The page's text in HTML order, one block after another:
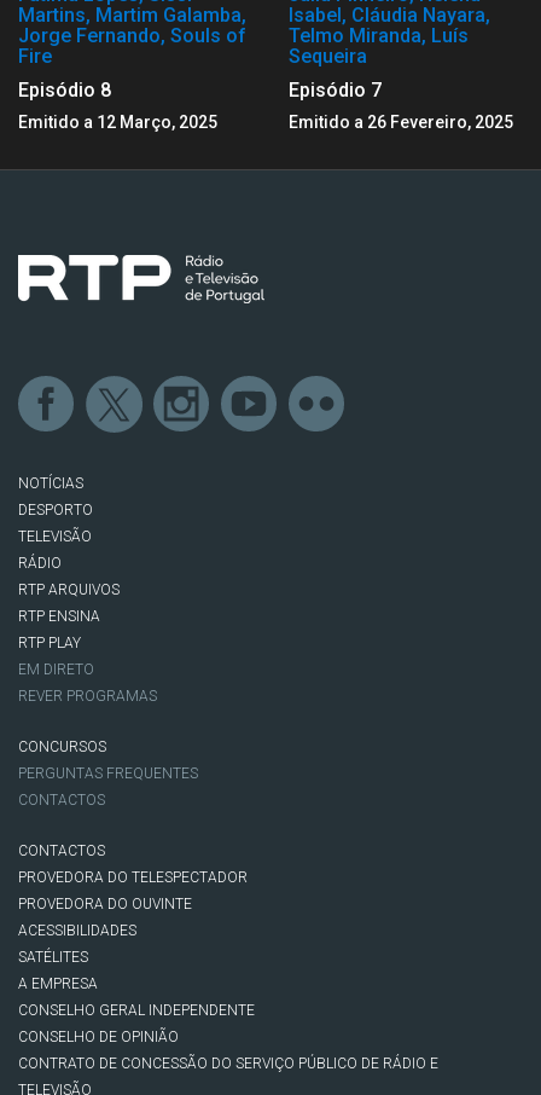
Martins, Martim Galamba,
Jorge Fernando, Souls of
Fire
Episódio 8
Emitido a 12 Março, 2025
Isabel, Cláudia Nayara,
Telmo Miranda, Luís
Sequeira
Episódio 7
Emitido a 26 Fevereiro, 2025
NOTÍCIAS
DESPORTO
TELEVISÃO
RÁDIO
RTP ARQUIVOS
RTP ENSINA
RTP PLAY
EM DIRETO
REVER PROGRAMAS
CONCURSOS
PERGUNTAS FREQUENTES
CONTACTOS
CONTACTOS
PROVEDORA DO TELESPECTADOR
PROVEDORA DO OUVINTE
ACESSIBILIDADES
SATÉLITES
A EMPRESA
CONSELHO GERAL INDEPENDENTE
CONSELHO DE OPINIÃO
CONTRATO DE CONCESSÃO DO SERVIÇO PÚBLICO DE RÁDIO E
TELEVISÃO